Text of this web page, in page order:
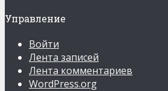
Управление
Войти
Лента записей
Лента комментариев
WordPress.org